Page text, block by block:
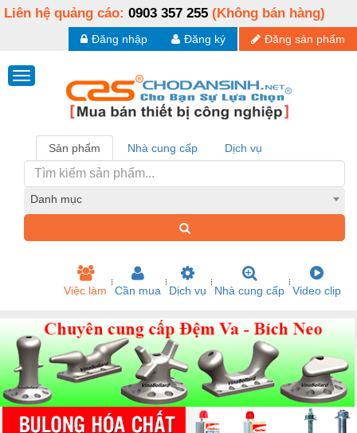
Liên hệ quảng cáo: 0903 357 255 (Không bán hàng)
Đăng sản phẩm
Đăng ký
Đăng nhập
Sản phẩm Nhà cung cấp Dịch vụ
Danh mục
Việc làm Cần mua Dịch vụ Nhà cung cấp Video clip